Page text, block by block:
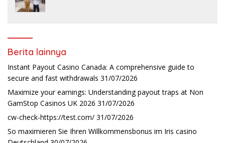
Berita lainnya
Instant Payout Casino Canada: A comprehensive guide to
secure and fast withdrawals 31/07/2026
Maximize your earnings: Understanding payout traps at Non
GamStop Casinos UK 2026 31/07/2026
cw-check-https://test.com/ 31/07/2026
So maximieren Sie Ihren Willkommensbonus im Iris casino